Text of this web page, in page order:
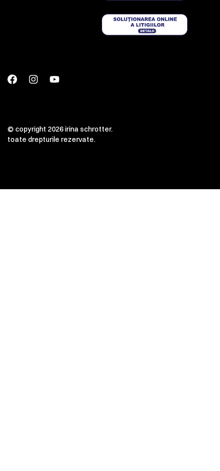
© copyright 2026 irina schrotter.
toate drepturile rezervate.